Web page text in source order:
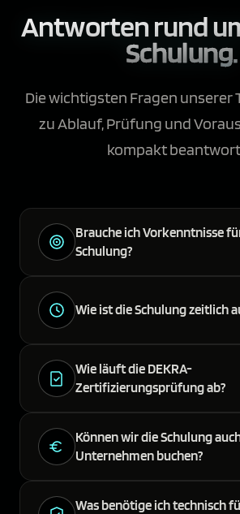
Antworten rund
Schulung.
Die wichtigsten Fragen unserer
zu Ablauf, Prüfung und
kompakt
Brauche ich Vorkenntnisse
Schulung?
Wie ist die Schulung zeitlich
Wie läuft die DEKRA-
Zertifizierungsprüfung ab?
Können wir die Schulung
Unternehmen buchen?
Was benötige ich technisch